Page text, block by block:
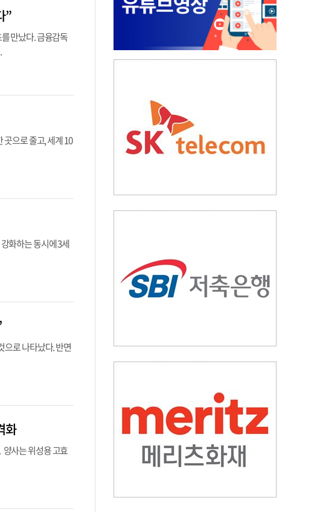
”
만났다. 금융감독
곳으로 줄고, 세계 10
화하는 동시에 3세
으로 나타났다. 반면
화
사는 위성용 고효